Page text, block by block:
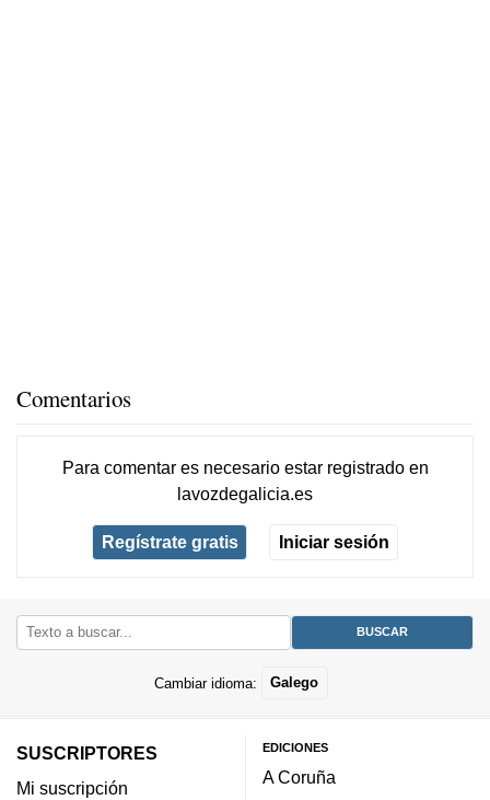
Comentarios
Para comentar es necesario estar registradoen
lavozdegalicia.es
Regístrate gratis Iniciar sesión
Cambiar idioma: Galego
SUSCRIPTORES
Mi suscripción
EDICIONES
A Coruña